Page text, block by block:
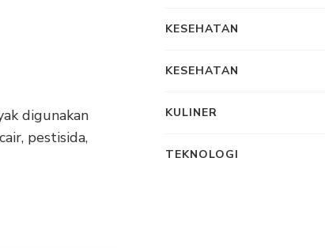
digunakan
pestisida,
KESEHATAN
KESEHATAN
KULINER
TEKNOLOGI